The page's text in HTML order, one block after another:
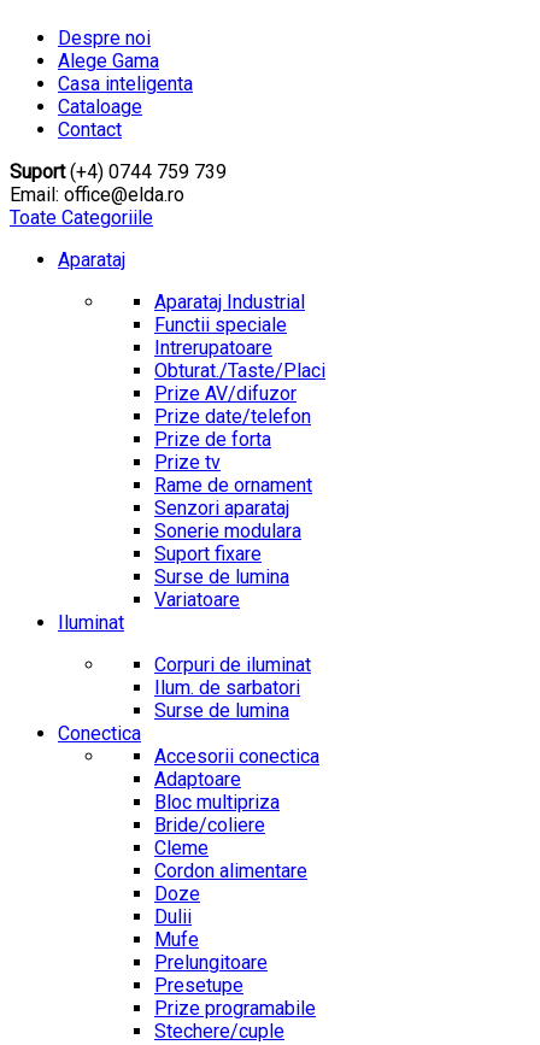
Despre noi
Alege Gama
Casa inteligenta
Cataloage
Contact
Suport(+4) 0744 759 739
Email: office@elda.ro
Toate Categoriile
Aparataj
Aparataj Industrial
Functii speciale
Intrerupatoare
Obturat./Taste/Placi
Prize AV/difuzor
Prize date/telefon
Prize de forta
Prize tv
Rame de ornament
Senzori aparataj
Sonerie modulara
Suport fixare
Surse de lumina
Variatoare
Iluminat
Corpuri de iluminat
Ilum. de sarbatori
Surse de lumina
Conectica
Accesorii conectica
Adaptoare
Bloc multipriza
Bride/coliere
Cleme
Cordon alimentare
Doze
Dulii
Mufe
Prelungitoare
Presetupe
Prize programabile
Stechere/cuple